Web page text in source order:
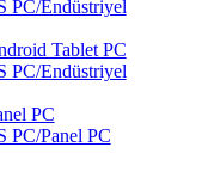
PC/Endüstriyel
Tablet PC
PC/Endüstriyel
PC
PC/Panel PC